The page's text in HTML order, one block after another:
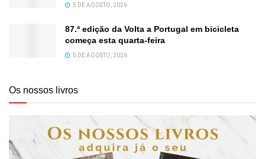
5 DE AGOSTO, 2026
87.ª edição da Volta a Portugal em bicicleta
começa esta quarta-feira
5 DE AGOSTO, 2026
Os nossos livros